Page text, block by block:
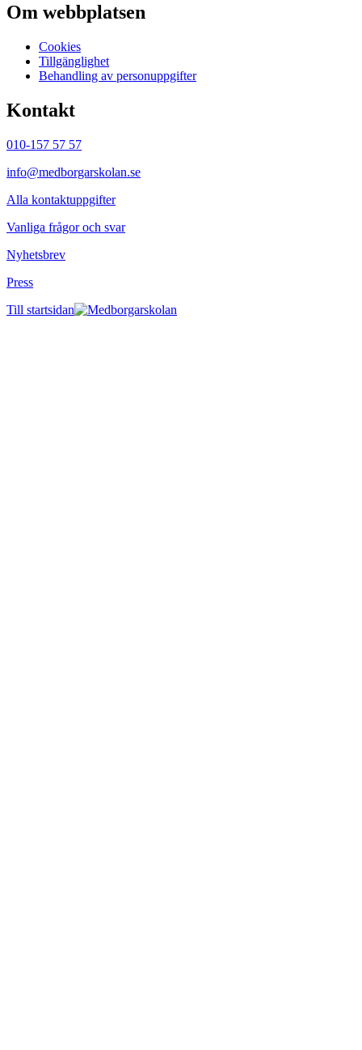
Om webbplatsen
Cookies
Tillgänglighet
Behandling av personuppgifter
Kontakt
010-157 57 57
info@medborgarskolan.se
Alla kontaktuppgifter
Vanliga frågor och svar
Nyhetsbrev
Press
Till startsidan